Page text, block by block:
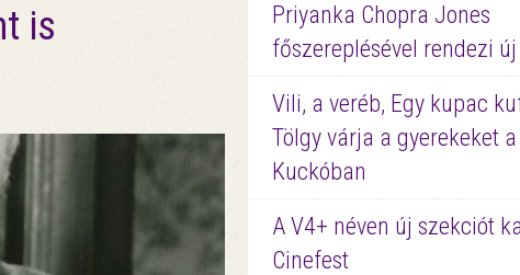
is
Priyanka Chopra Jones
főszereplésével rendezi
Vili, a veréb, Egy kupac
Tölgy várja a gyerekeket
Kuckóban
A V4+ néven új szekciót
Cinefest